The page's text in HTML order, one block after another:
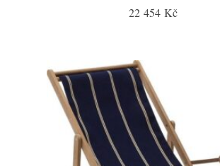
22 454 Kč